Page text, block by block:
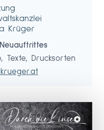
Krüger
Texte, Drucksorten